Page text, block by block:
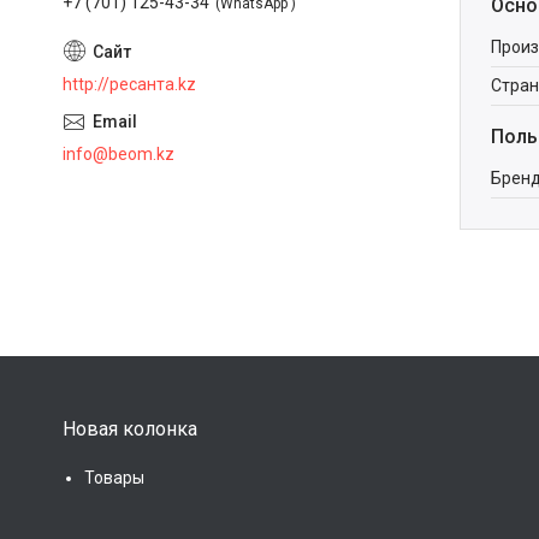
http://ресанта.kz
info@beom.kz
Новая колонка
Товары